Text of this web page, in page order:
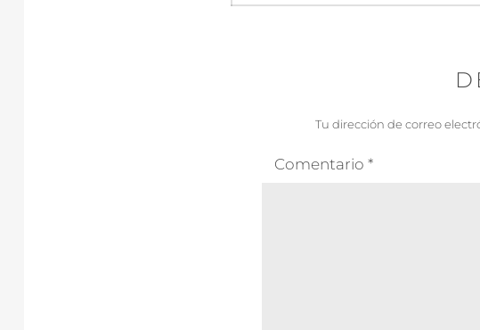
entradas
Tu dirección de correo
Comentario *